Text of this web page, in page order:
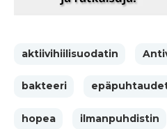
aktiivihiilisuodatin
bakteeri
hopea ilmanpuhdistin